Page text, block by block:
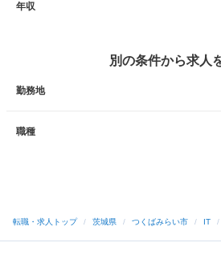
年収
別の条件から求人
勤務地
職種
転職・求人トップ / 茨城県 / つくばみらい市 / IT /